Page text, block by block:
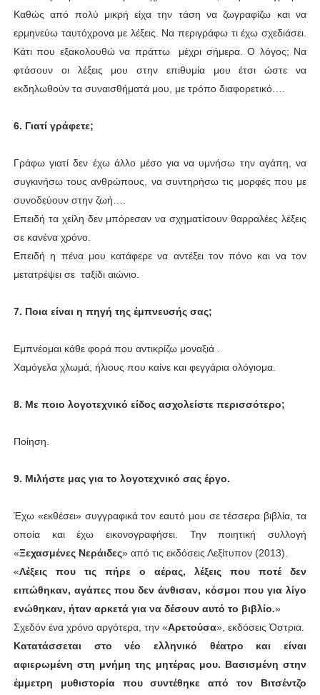
Καθώς από πολύ μικρή είχα την τάση να ζωγραφίζω και να
ερμηνεύω ταυτόχρονα με λέξεις. Να περιγράφω τι έχω σχεδιάσει.
Κάτι που εξακολουθώ να πράττω μέχρι σήμερα. Ο λόγος; Να
φτάσουν οι λέξεις μου στην επιθυμία μου έτσι ώστε να
εκδηλωθούν τα συναισθήματά μου, με τρόπο διαφορετικό….
6. Γιατί γράφετε;
Γράφω γιατί δεν έχω άλλο μέσο για να υμνήσω την αγάπη, να
συγκινήσω τους ανθρώπους, να συντηρήσω τις μορφές που με
συνοδεύουν στην ζωή….
Επειδή τα χείλη δεν μπόρεσαν να σχηματίσουν θαρραλέες λέξεις
σε κανένα χρόνο.
Επειδή η πένα μου κατάφερε να αντέξει τον πόνο και να τον
μετατρέψει σε ταξίδι αιώνιο.
7. Ποια είναι η πηγή της έμπνευσής σας;
Εμπνέομαι κάθε φορά που αντικρίζω μοναξιά .
Χαμόγελα χλωμά, ήλιους που καίνε και φεγγάρια ολόγιομα.
8. Με ποιο λογοτεχνικό είδος ασχολείστε περισσότερο;
Ποίηση.
9. Μιλήστε μας για το λογοτεχνικό σας έργο.
Έχω «εκθέσει» συγγραφικά τον εαυτό μου σε τέσσερα βιβλία, τα
οποία και έχω εικονογραφήσει. Την ποιητική συλλογή
«Ξεχασμένες Νεράιδες» από τις εκδόσεις Λεξίτυπον (2013).
«Λέξεις που τις πήρε ο αέρας, λέξεις που ποτέ δεν
ειπώθηκαν, αγάπες που δεν άνθισαν, κόσμοι που για λίγο
ενώθηκαν, ήταν αρκετά για να δέσουν αυτό το βιβλίο.»
Σχεδόν ένα χρόνο αργότερα, την «Αρετούσα», εκδόσεις Όστρια.
Κατατάσσεται στο νέο ελληνικό θέατρο και είναι
αφιερωμένη στη μνήμη της μητέρας μου. Βασισμένη στην
έμμετρη μυθιστορία που συντέθηκε από τον Βιτσέντζο